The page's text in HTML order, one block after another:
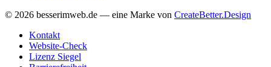
© 2026 besserimweb.de — eine Marke von CreateBetter.Design
Kontakt
Website-Check
Lizenz Siegel